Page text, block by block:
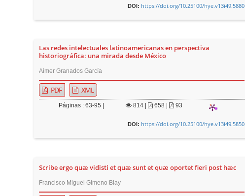
DOI: https://doi.org/10.25100/hye.v13i49.5880
Las redes intelectuales latinoamericanas en perspectiva
historiográfica: una mirada desde México
Aimer Granados García
PDF XML
Páginas : 63-95 | 814 | 658 | 93
DOI: https://doi.org/10.25100/hye.v13i49.5850
Scribe ergo quæ vidisti et quæ sunt et quæ oportet fieri post hæc
Francisco Miguel Gimeno Blay